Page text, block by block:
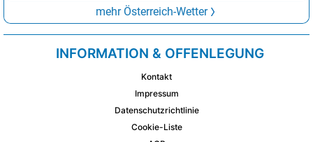
mehr Österreich-Wetter
INFORMATION & OFFENLEGUNG
Kontakt
Impressum
Datenschutzrichtlinie
Cookie-Liste